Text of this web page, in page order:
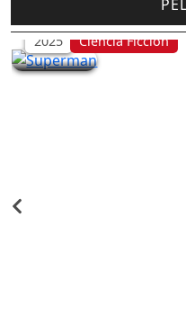
2025 Ciencia Ficción